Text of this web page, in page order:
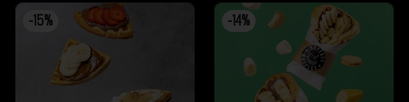
- 15% - 14 %